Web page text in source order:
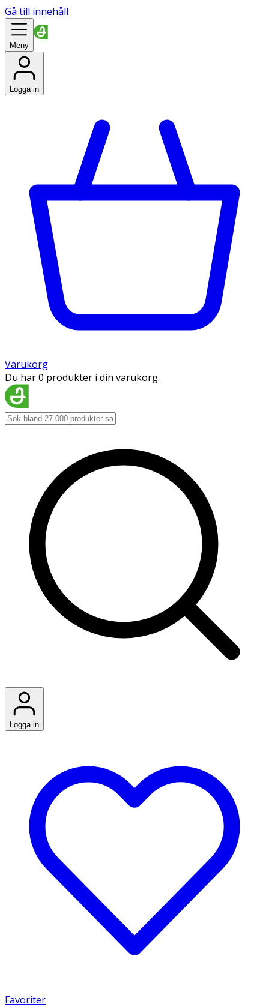
Gå till innehåll
Meny
Logga in
Varukorg
Du har 0 produkter i din varukorg.
Logga in
Favoriter